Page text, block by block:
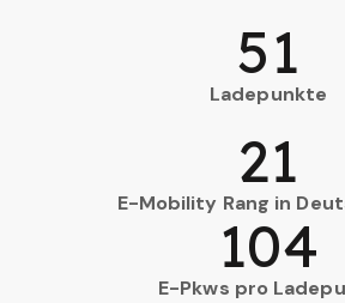
Ladepunkte
51
E-Mobility Rang in
21
E-Pkws pro
104